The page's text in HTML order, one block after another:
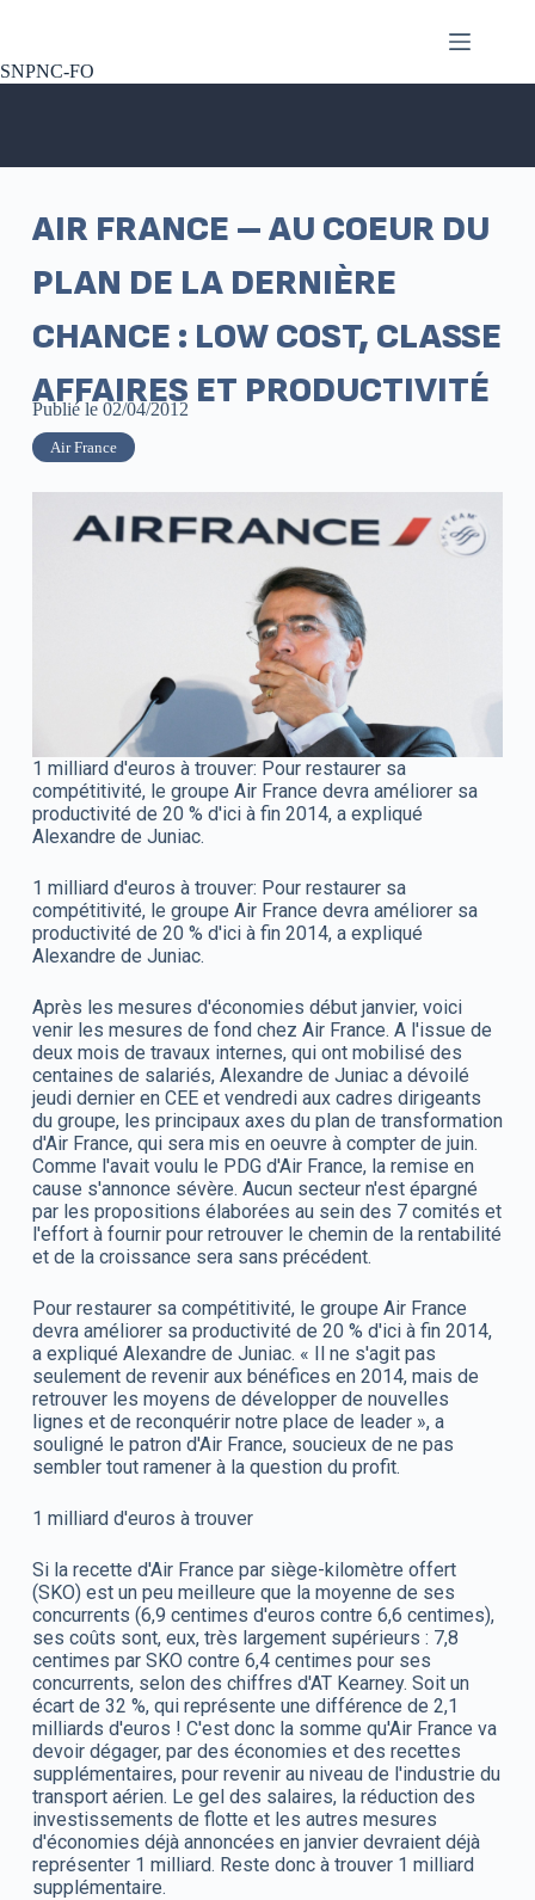
SNPNC-FO
AIR FRANCE – AU COEUR DU
PLAN DE LA DERNIÈRE
CHANCE : LOW COST, CLASSE
AFFAIRES ET PRODUCTIVITÉ
Publié le 02/04/2012
Air France
1 milliard d'euros à trouver: Pour restaurer sa
compétitivité, le groupe Air France devra améliorer sa
productivité de 20 % d'ici à fin 2014, a expliqué
Alexandre de Juniac.
1 milliard d'euros à trouver: Pour restaurer sa
compétitivité, le groupe Air France devra améliorer sa
productivité de 20 % d'ici à fin 2014, a expliqué
Alexandre de Juniac.
Après les mesures d'économies début janvier, voici
venir les mesures de fond chez Air France. A l'issue de
deux mois de travaux internes, qui ont mobilisé des
centaines de salariés, Alexandre de Juniac a dévoilé
jeudi dernier en CEE et vendredi aux cadres dirigeants
du groupe, les principaux axes du plan de transformation
d'Air France, qui sera mis en oeuvre à compter de juin.
Comme l'avait voulu le PDG d'Air France, la remise en
cause s'annonce sévère. Aucun secteur n'est épargné
par les propositions élaborées au sein des 7 comités et
l'effort à fournir pour retrouver le chemin de la rentabilité
et de la croissance sera sans précédent.
Pour restaurer sa compétitivité, le groupe Air France
devra améliorer sa productivité de 20 % d'ici à fin 2014,
a expliqué Alexandre de Juniac. « Il ne s'agit pas
seulement de revenir aux bénéfices en 2014, mais de
retrouver les moyens de développer de nouvelles
lignes et de reconquérir notre place de leader », a
souligné le patron d'Air France, soucieux de ne pas
sembler tout ramener à la question du profit.
1 milliard d'euros à trouver
Si la recette d'Air France par siège-kilomètre offert
(SKO) est un peu meilleure que la moyenne de ses
concurrents (6,9 centimes d'euros contre 6,6 centimes),
ses coûts sont, eux, très largement supérieurs : 7,8
centimes par SKO contre 6,4 centimes pour ses
concurrents, selon des chiffres d'AT Kearney. Soit un
écart de 32 %, qui représente une différence de 2,1
milliards d'euros ! C'est donc la somme qu'Air France va
devoir dégager, par des économies et des recettes
supplémentaires, pour revenir au niveau de l'industrie du
transport aérien. Le gel des salaires, la réduction des
investissements de flotte et les autres mesures
d'économies déjà annoncées en janvier devraient déjà
représenter 1 milliard. Reste donc à trouver 1 milliard
supplémentaire.